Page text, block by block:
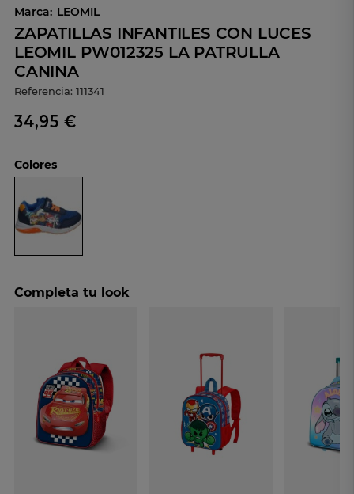
Marca: LEOMIL
ZAPATILLAS INFANTILES CON LUCES
LEOMIL PW012325 LA PATRULLA
CANINA
Referencia: 111341
34,95 €
Colores
Completa tu look